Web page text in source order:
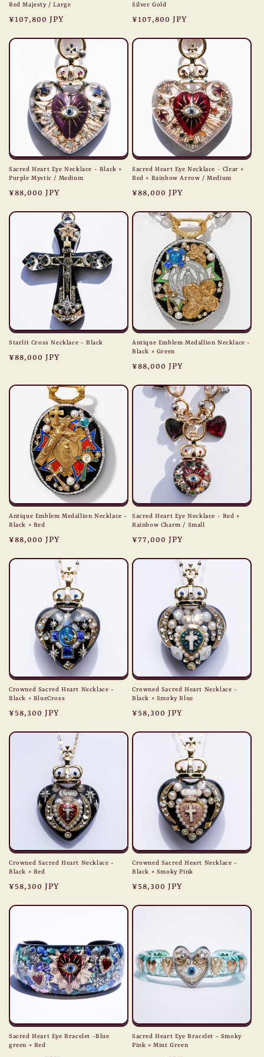
Red Majesty / Large
Regular
¥107,800 JPY
Silver Gold
Regular
¥107,800 JPY
Sacred Heart Eye Necklace - Black ×
Purple Mystic / Medium
Regular
¥88,000 JPY
Sacred Heart Eye Necklace - Clear ×
Red × Rainbow Arrow / Medium
Regular
¥88,000 JPY
Starlit Cross Necklace - Black
Regular
¥88,000 JPY
Antique Emblem Medallion Necklace -
Black × Green
Regular
¥88,000 JPY
Antique Emblem Medallion Necklace -
Black × Red
Regular
¥88,000 JPY
Sacred Heart Eye Necklace - Red ×
Rainbow Charm / Small
Regular
¥77,000 JPY
Crowned Sacred Heart Necklace -
Black × BlueCross
Regular
¥58,300 JPY
Crowned Sacred Heart Necklace -
Black × Smoky Blue
Regular
¥58,300 JPY
Crowned Sacred Heart Necklace -
Black × Red
Regular
¥58,300 JPY
Crowned Sacred Heart Necklace -
Black × Smoky Pink
Regular
¥58,300 JPY
Sacred Heart Eye Bracelet -Blue
green × Red
Sacred Heart Eye Bracelet - Smoky
Pink × Mint Green